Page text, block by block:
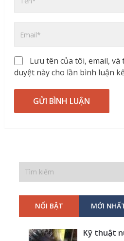
Lưu tên của tôi, email,
duyệt này cho lần bình luận
NỔI BẬT MỚI
Kỹ thuật